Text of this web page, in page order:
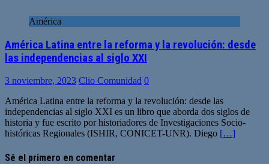
América
América Latina entre la reforma y la revolución: desde
las independencias al siglo XXI
3 noviembre, 2023 Clio Comunidad 0
América Latina entre la reforma y la revolución: desde las
independencias al siglo XXI es un libro que aborda dos siglos de
historia y fue escrito por historiadores de Investigaciones Socio-
históricas Regionales (ISHIR, CONICET-UNR). Diego […]
Sé el primero en comentar